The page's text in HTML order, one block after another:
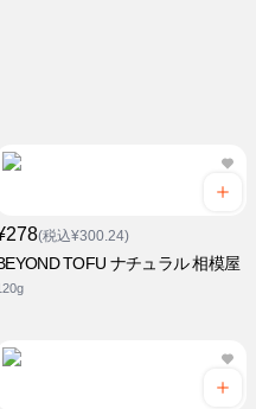
(税込¥300.24)
TOFU ナチュラル 相模屋